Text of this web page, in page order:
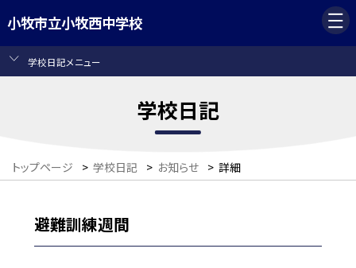
小牧市立小牧西中学校
学校日記メニュー
学校日記
トップページ > 学校日記 > お知らせ > 詳細
避難訓練週間